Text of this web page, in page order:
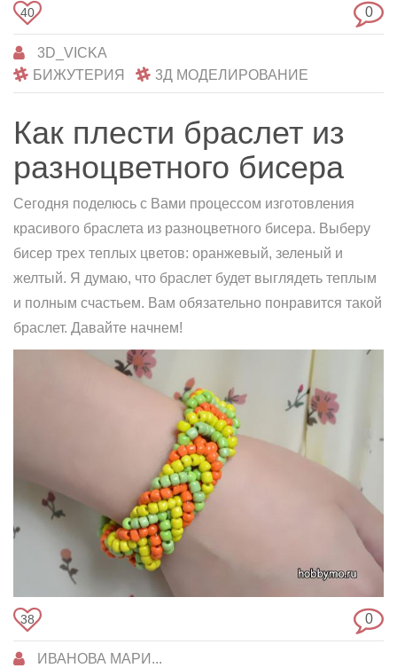
40 0
3D_VICKA
БИЖУТЕРИЯ
3Д МОДЕЛИРОВАНИЕ
Как плести браслет из
разноцветного бисера
Сегодня поделюсь с Вами процессом изготовления
красивого браслета из разноцветного бисера. Выберу
бисер трех теплых цветов: оранжевый, зеленый и
желтый. Я думаю, что браслет будет выглядеть теплым
и полным счастьем. Вам обязательно понравится такой
браслет. Давайте начнем!
38 0
ИВАНОВА МАРИ...